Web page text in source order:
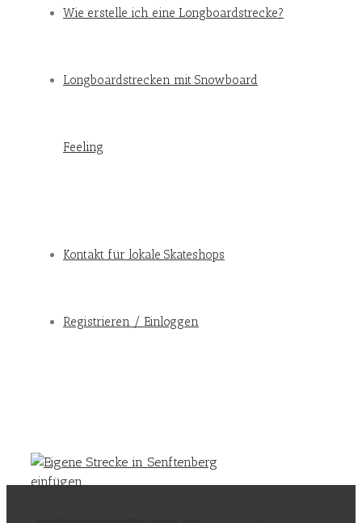
Wie erstelle ich eine Longboardstrecke?
Longboardstrecken mit Snowboard
Feeling
Kontakt für lokale Skateshops
Registrieren / Einloggen